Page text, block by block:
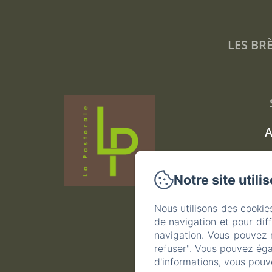
LES
Notre site
Nous utilisons des
de navigation et pour
navigation. Vous
refuser". Vous pouvez
d'informations, vous